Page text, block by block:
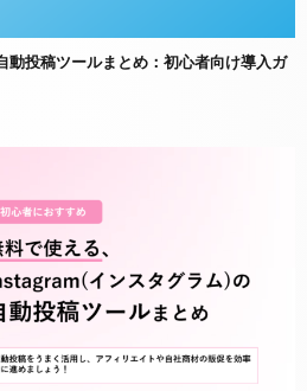
投稿ツールまとめ：初心者向け導入ガ